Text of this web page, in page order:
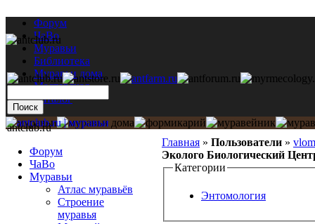
Форум
ЧаВо
Муравьи
Библиотека
Муравьи дома
Мастерская
Каталог
Главная » Пользователи »
Эколого Биологический
Категории
Энтомология
antclub.ru
Форум
ЧаВо
Муравьи
Атлас муравьёв
Строение
муравья